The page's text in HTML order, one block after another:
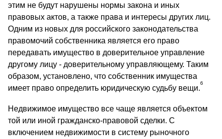
этим не будут нарушены нормы закона и иных
правовых актов, а также права и интересы других лиц.
Одним из новых для российского законодательства
правомочий собственника является его право
передавать имущество в доверительное управление
другому лицу - доверительному управляющему. Таким
образом, установлено, что собственник имущества
имеет право определить юридическую судьбу вещи.
6
Недвижимое имущество все чаще является объектом
той или иной гражданско-правовой сделки. С
включением недвижимости в систему рыночного